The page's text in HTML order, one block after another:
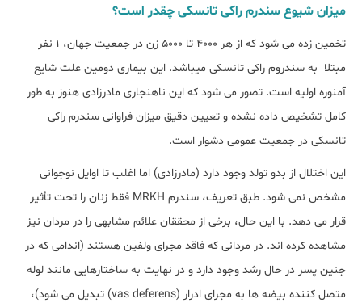
میزان شیوع سندرم راکی تانسکی چقدر است؟
تخمین زده می شود که از هر 4000 تا 5000 زن در جمعیت جهان، 1 نفر
مبتلا به سندروم راکی تانسکی می‎باشد. این بیماری دومین علت شایع
آمنوره اولیه است. تصور می شود که این ناهنجاری مادرزادی هنوز به طور
کامل تشخیص داده نشده و تعیین دقیق میزان فراوانی سندرم راکی
تانسکی در جمعیت عمومی دشوار است.
این اختلال از بدو تولد وجود دارد (مادرزادی) اما اغلب تا اوایل نوجوانی
مشخص نمی شود. طبق تعریف، سندرم MRKH فقط زنان را تحت تأثیر
قرار می دهد. با این حال، برخی از محققان علائم مشابهی را در مردان نیز
مشاهده کرده اند. در مردانی که فاقد مجرای ولفین هستند (اندامی که در
جنین پسر در حال رشد وجود دارد و در نهایت به ساختارهایی مانند لوله
متصل کننده بیضه ها به مجرای ادرار (vas deferens) تبدیل می شود)،